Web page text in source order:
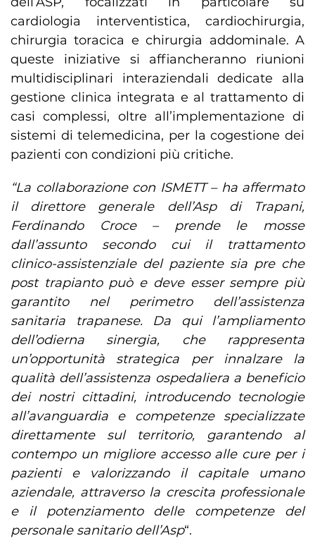
cardiologia interventistica, cardiochirurgia,
chirurgia toracica e chirurgia addominale. A
queste iniziative si affiancheranno riunioni
multidisciplinari interaziendali dedicate alla
gestione clinica integrata e al trattamento di
casi complessi, oltre all’implementazione di
sistemi di telemedicina, per la cogestione dei
pazienti con condizioni più critiche.
“La collaborazione con ISMETT – ha affermato
il direttore generale dell’Asp di Trapani,
Ferdinando Croce – prende le mosse
dall’assunto secondo cui il trattamento
clinico-assistenziale del paziente sia pre che
post trapianto può e deve esser sempre più
garantito nel perimetro dell’assistenza
sanitaria trapanese. Da qui l’ampliamento
dell’odierna sinergia, che rappresenta
un’opportunità strategica per innalzare la
qualità dell’assistenza ospedaliera a beneficio
dei nostri cittadini, introducendo tecnologie
all’avanguardia e competenze specializzate
direttamente sul territorio, garantendo al
contempo un migliore accesso alle cure per i
pazienti e valorizzando il capitale umano
aziendale, attraverso la crescita professionale
e il potenziamento delle competenze del
personale sanitario dell’Asp“.